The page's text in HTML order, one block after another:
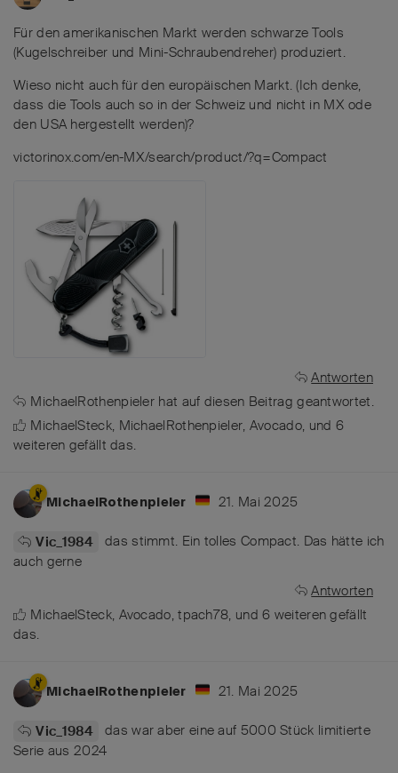
Für den amerikanischen Markt werden schwarze Tools
(Kugelschreiber und Mini-Schraubendreher) produziert.
Wieso nicht auch für den europäischen Markt. (Ich denke,
dass die Tools auch so in der Schweiz und nicht in MX ode
den USA hergestellt werden)?
victorinox.com/en-MX/search/product/?q=Compact
Antworten
MichaelRothenpieler hat auf diesen Beitrag geantwortet.
MichaelSteck, MichaelRothenpieler, Avocado, und 6
weiteren gefällt das.
MichaelRothenpieler 21. Mai 2025
Vic_1984
das stimmt. Ein tolles Compact. Das hätte ich
auch gerne
Antworten
MichaelSteck, Avocado,tpach78, und6 weiteren gefällt
das.
MichaelRothenpieler 21. Mai 2025
Vic_1984
das war aber eine auf 5000 Stück limitierte
Serie aus 2024